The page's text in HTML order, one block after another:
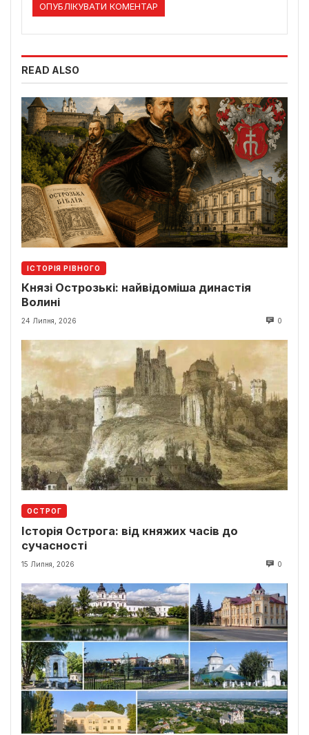
READ ALSO
ІСТОРІЯ РІВНОГО
Князі Острозькі: найвідоміша династія
Волині
24 Липня, 2026 0
ОСТРОГ
Історія Острога: від княжих часів до
сучасності
15 Липня, 2026 0